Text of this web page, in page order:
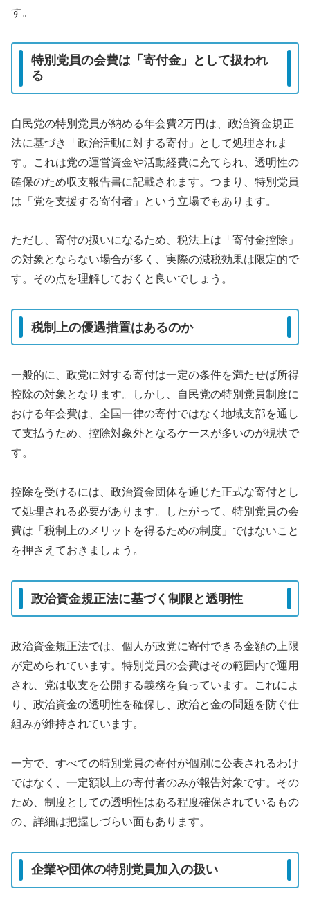
す。
特別党員の会費は「寄付金」として扱われ
る
自民党の特別党員が納める年会費2万円は、政治資金規正
法に基づき「政治活動に対する寄付」として処理されま
す。これは党の運営資金や活動経費に充てられ、透明性の
確保のため収支報告書に記載されます。つまり、特別党員
は「党を支援する寄付者」という立場でもあります。
ただし、寄付の扱いになるため、税法上は「寄付金控除」
の対象とならない場合が多く、実際の減税効果は限定的で
す。その点を理解しておくと良いでしょう。
税制上の優遇措置はあるのか
一般的に、政党に対する寄付は一定の条件を満たせば所得
控除の対象となります。しかし、自民党の特別党員制度に
おける年会費は、全国一律の寄付ではなく地域支部を通し
て支払うため、控除対象外となるケースが多いのが現状で
す。
控除を受けるには、政治資金団体を通じた正式な寄付とし
て処理される必要があります。したがって、特別党員の会
費は「税制上のメリットを得るための制度」ではないこと
を押さえておきましょう。
政治資金規正法に基づく制限と透明性
政治資金規正法では、個人が政党に寄付できる金額の上限
が定められています。特別党員の会費はその範囲内で運用
され、党は収支を公開する義務を負っています。これによ
り、政治資金の透明性を確保し、政治と金の問題を防ぐ仕
組みが維持されています。
一方で、すべての特別党員の寄付が個別に公表されるわけ
ではなく、一定額以上の寄付者のみが報告対象です。その
ため、制度としての透明性はある程度確保されているもの
の、詳細は把握しづらい面もあります。
企業や団体の特別党員加入の扱い